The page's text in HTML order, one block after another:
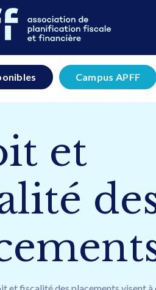
Campus APFF
et